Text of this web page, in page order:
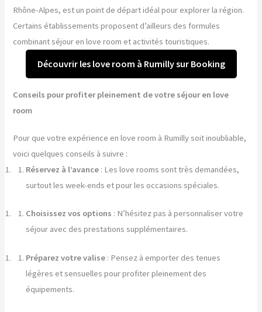
Rhône-Alpes, est un point de départ idéal pour explorer la région.
Certains établissements proposent d’ailleurs des formules
combinant séjour en love room et activités touristiques.
Découvrir les love room à Rumilly sur Booking
Conseils pour profiter pleinement de votre séjour en love
room
Pour que votre expérience en love room à Rumilly soit inoubliable,
voici quelques conseils à suivre :
Réservez à l’avance : Les love rooms sont très demandées,
surtout les week-ends et pour les occasions spéciales.
Choisissez vos options : N’hésitez pas à personnaliser votre
séjour avec des prestations supplémentaires.
Préparez votre valise : Pensez à emporter des tenues
légères et sensuelles pour profiter pleinement des
équipements.